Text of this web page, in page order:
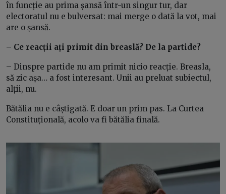
în funcție au prima șansă într-un singur tur, dar
electoratul nu e bulversat: mai merge o dată la vot, mai
are o șansă.
– Ce reacții ați primit din breaslă? De la partide?
– Dinspre partide nu am primit nicio reacție. Breasla,
să zic așa… a fost interesant. Unii au preluat subiectul,
alții, nu.
Bătălia nu e câștigată. E doar un prim pas. La Curtea
Constituțională, acolo va fi bătălia finală.